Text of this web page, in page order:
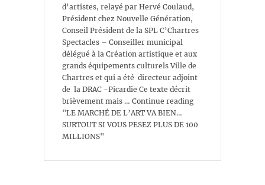
d’artistes, relayé par Hervé Coulaud,
Président chez Nouvelle Génération,
Conseil Président de la SPL C’Chartres
Spectacles – Conseiller municipal
délégué à la Création artistique et aux
grands équipements culturels Ville de
Chartres et qui a été directeur adjoint
de la DRAC -Picardie Ce texte décrit
brièvement mais … Continue reading
"LE MARCHÉ DE L’ART VA BIEN…
SURTOUT SI VOUS PESEZ PLUS DE 100
MILLIONS"